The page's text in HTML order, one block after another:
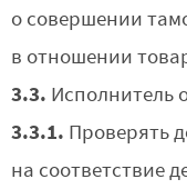
о совершении
в отношении
3.3. Исполнитель
3.3.1. Проверять
на соответствие